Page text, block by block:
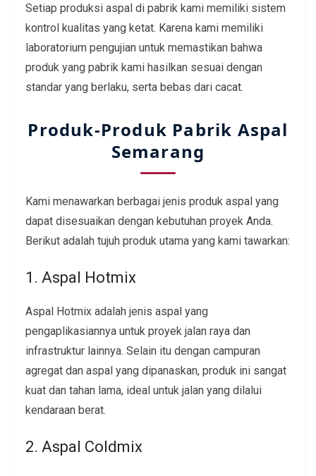
Setiap produksi aspal di pabrik kami memiliki sistem
kontrol kualitas yang ketat. Karena kami memiliki
laboratorium pengujian untuk memastikan bahwa
produk yang pabrik kami hasilkan sesuai dengan
standar yang berlaku, serta bebas dari cacat.
Produk-Produk Pabrik Aspal
Semarang
Kami menawarkan berbagai jenis produk aspal yang
dapat disesuaikan dengan kebutuhan proyek Anda.
Berikut adalah tujuh produk utama yang kami tawarkan:
1. Aspal Hotmix
Aspal Hotmix adalah jenis aspal yang
pengaplikasiannya untuk proyek jalan raya dan
infrastruktur lainnya. Selain itu dengan campuran
agregat dan aspal yang dipanaskan, produk ini sangat
kuat dan tahan lama, ideal untuk jalan yang dilalui
kendaraan berat.
2. Aspal Coldmix